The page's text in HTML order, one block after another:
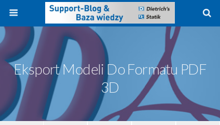
Eksport Modeli Do Formatu PDF
3D